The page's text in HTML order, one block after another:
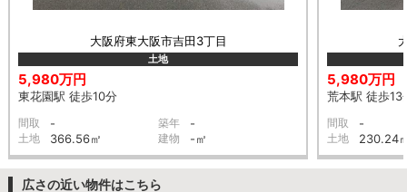
大阪府東大阪市吉田3丁目
土地
5,980万円
東花園駅 徒歩10分
間取 - 築年 -
土地 366.56㎡ 建物 -㎡
5,980万円
荒本駅 徒歩13
間取 -
土地 230.24
広さの近い物件はこちら